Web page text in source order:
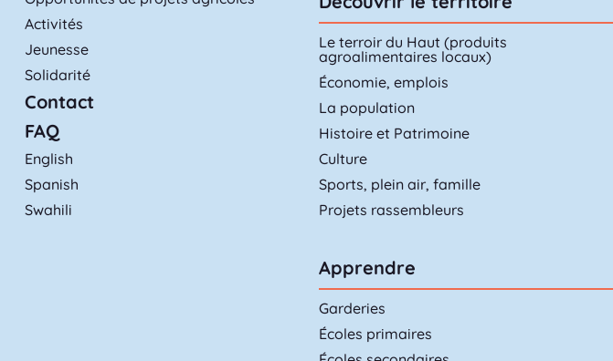
Activités
Jeunesse
Solidarité
Contact
FAQ
English
Spanish
Swahili
Le terroir du Haut (produits
agroalimentaires locaux)
Économie, emplois
La population
Histoire et Patrimoine
Culture
Sports, plein air, famille
Projets rassembleurs
Apprendre
Garderies
Écoles primaires